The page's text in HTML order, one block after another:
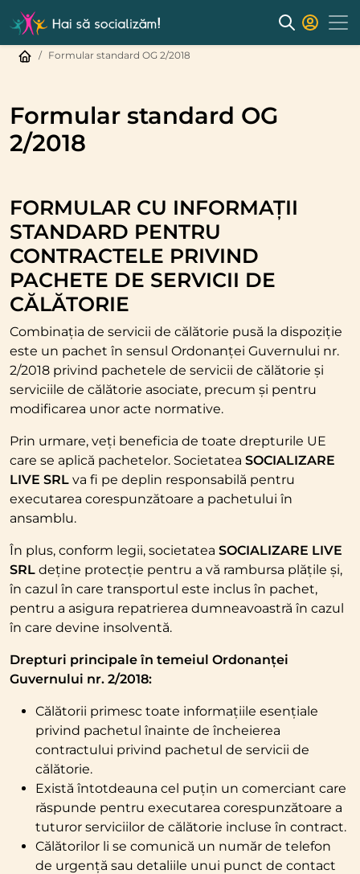
Formular standard OG 2/2018
Formular standard OG
2/2018
FORMULAR CU INFORMAȚII
STANDARD PENTRU
CONTRACTELE PRIVIND
PACHETE DE SERVICII DE
CĂLĂTORIE
Combinația de servicii de călătorie pusă la dispoziție
este un pachet în sensul Ordonanței Guvernului nr.
2/2018 privind pachetele de servicii de călătorie și
serviciile de călătorie asociate, precum și pentru
modificarea unor acte normative.
Prin urmare, veți beneficia de toate drepturile UE
care se aplică pachetelor. Societatea SOCIALIZARE
LIVE SRL va fi pe deplin responsabilă pentru
executarea corespunzătoare a pachetului în
ansamblu.
În plus, conform legii, societatea SOCIALIZARE LIVE
SRL deține protecție pentru a vă rambursa plățile și,
în cazul în care transportul este inclus în pachet,
pentru a asigura repatrierea dumneavoastră în cazul
în care devine insolventă.
Drepturi principale în temeiul Ordonanței
Guvernului nr. 2/2018:
Călătorii primesc toate informațiile esențiale
privind pachetul înainte de încheierea
contractului privind pachetul de servicii de
călătorie.
Există întotdeauna cel puțin un comerciant care
răspunde pentru executarea corespunzătoare a
tuturor serviciilor de călătorie incluse în contract.
Călătorilor li se comunică un număr de telefon
de urgență sau detaliile unui punct de contact